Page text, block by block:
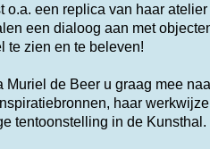
o.a. een replica van haar
een dialoog aan met
te zien en te beleven!
de Beer u graag mee
haar
tentoonstelling in de Kunsthal.